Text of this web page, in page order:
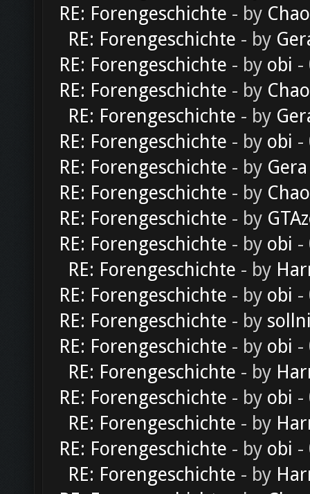
RE: Forengeschichte - by
RE: Forengeschichte - by
RE: Forengeschichte - by obi -
RE: Forengeschichte - by
RE: Forengeschichte - by
RE: Forengeschichte - by obi -
RE: Forengeschichte - by Gera
RE: Forengeschichte - by
RE: Forengeschichte - by
RE: Forengeschichte - by obi -
RE: Forengeschichte - by
RE: Forengeschichte - by obi -
RE: Forengeschichte - by
RE: Forengeschichte - by obi -
RE: Forengeschichte - by
RE: Forengeschichte - by obi -
RE: Forengeschichte - by
RE: Forengeschichte - by obi -
RE: Forengeschichte - by